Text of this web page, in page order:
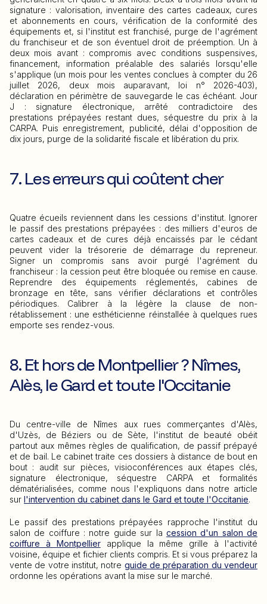
signature : valorisation, inventaire des cartes cadeaux, cures
et abonnements en cours, vérification de la conformité des
équipements et, si l'institut est franchisé, purge de l'agrément
du franchiseur et de son éventuel droit de préemption. Un à
deux mois avant : compromis avec conditions suspensives,
financement, information préalable des salariés lorsqu'elle
s'applique (un mois pour les ventes conclues à compter du 26
juillet 2026, deux mois auparavant, loi n° 2026-403),
déclaration en périmètre de sauvegarde le cas échéant. Jour
J : signature électronique, arrêté contradictoire des
prestations prépayées restant dues, séquestre du prix à la
CARPA. Puis enregistrement, publicité, délai d'opposition de
dix jours, purge de la solidarité fiscale et libération du prix.
7. Les erreurs qui coûtent cher
Quatre écueils reviennent dans les cessions d'institut. Ignorer
le passif des prestations prépayées : des milliers d'euros de
cartes cadeaux et de cures déjà encaissés par le cédant
peuvent vider la trésorerie de démarrage du repreneur.
Signer un compromis sans avoir purgé l'agrément du
franchiseur : la cession peut être bloquée ou remise en cause.
Reprendre des équipements réglementés, cabines de
bronzage en tête, sans vérifier déclarations et contrôles
périodiques. Calibrer à la légère la clause de non-
rétablissement : une esthéticienne réinstallée à quelques rues
emporte ses rendez-vous.
8. Et hors de Montpellier ? Nîmes,
Alès, le Gard et toute l'Occitanie
Du centre-ville de Nîmes aux rues commerçantes d'Alès,
d'Uzès, de Béziers ou de Sète, l'institut de beauté obéit
partout aux mêmes règles de qualification, de passif prépayé
et de bail. Le cabinet traite ces dossiers à distance de bout en
bout : audit sur pièces, visioconférences aux étapes clés,
signature électronique, séquestre CARPA et formalités
dématérialisées, comme nous l'expliquons dans notre article
sur l'intervention du cabinet dans le Gard et toute l'Occitanie.
Le passif des prestations prépayées rapproche l'institut du
salon de coiffure : notre guide sur la cession d'un salon de
coiffure à Montpellierapplique la même grille à l'activité
voisine, équipe et fichier clients compris. Et si vous préparez la
vente de votre institut, notre guide de préparation du vendeur
ordonne les opérations avant la mise sur le marché.